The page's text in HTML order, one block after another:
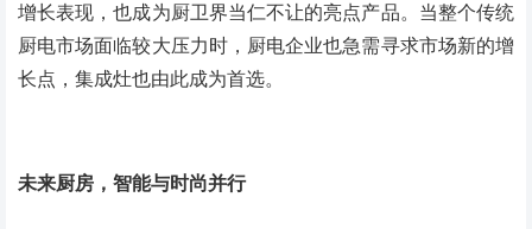
增长表现，也成为厨卫界当仁不让的亮点产品。当整个传统
厨电市场面临较大压力时，厨电企业也急需寻求市场新的增
长点，集成灶也由此成为首选。
未来厨房，智能与时尚并行